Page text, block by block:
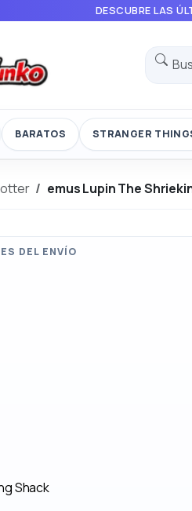
DESCUBRE LAS
BARATOS STRANGER
emus Lupin The